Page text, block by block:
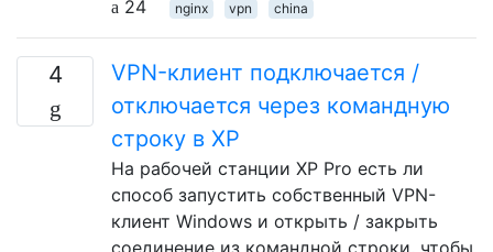
24 nginx vpn china
4
VPN-клиент подключается /
отключается через командную
строку в XP
На рабочей станции XP Pro есть ли
способ запустить собственный VPN-
клиент Windows и открыть / закрыть
соединение из командной строки, чтобы